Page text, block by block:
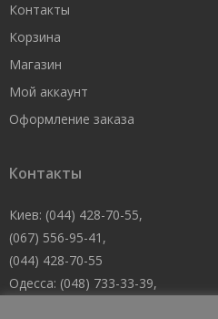
Контакты
Корзина
Магазин
Мой аккаунт
Оформление заказа
Контакты
Киев: (044) 428-70-55,
(067) 556-95-41,
(044) 428-70-55
Одесса: (048) 733-33-39,